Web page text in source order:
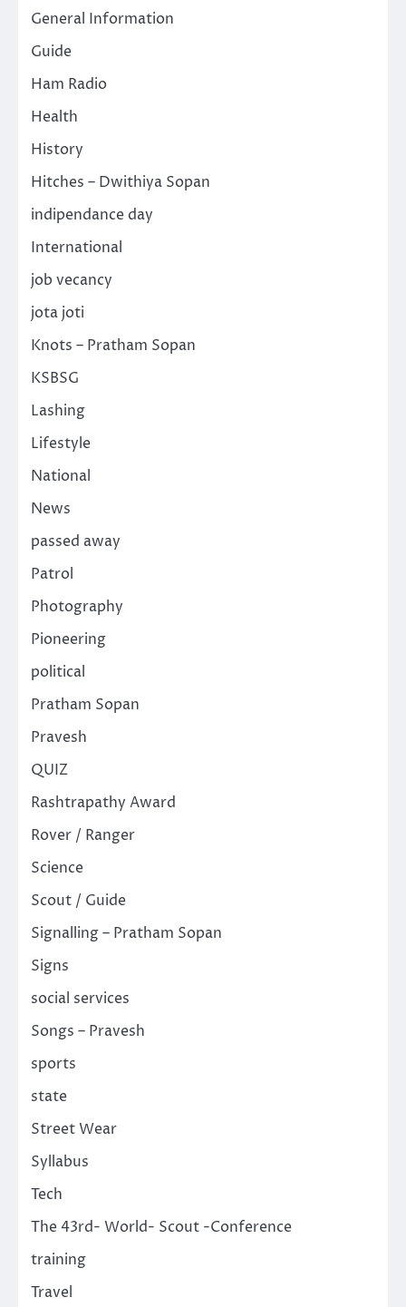
General Information
Guide
Ham Radio
Health
History
Hitches – Dwithiya Sopan
indipendance day
International
job vecancy
jota joti
Knots – Pratham Sopan
KSBSG
Lashing
Lifestyle
National
News
passed away
Patrol
Photography
Pioneering
political
Pratham Sopan
Pravesh
QUIZ
Rashtrapathy Award
Rover / Ranger
Science
Scout / Guide
Signalling – Pratham Sopan
Signs
social services
Songs – Pravesh
sports
state
Street Wear
Syllabus
Tech
The 43rd- World- Scout -Conference
training
Travel